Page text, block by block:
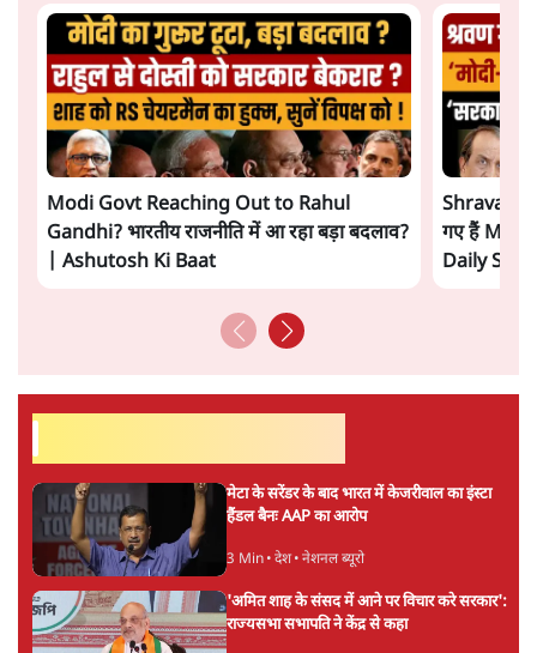
Modi Govt Reaching Out to Rahul
Gandhi? भारतीय राजनीति में आ रहा बड़ा बदलाव?
| Ashutosh Ki Baat
Shravan
गए हैं
Daily
मेटा के सरेंडर के बाद भारत में केजरीवाल का इंस्टा
हैंडल बैनः AAP का आरोप
3 Min• देश• नेशनल ब्यूरो
'अमित शाह के संसद में आने पर विचार करे सरकार':
राज्यसभा सभापति ने केंद्र से कहा